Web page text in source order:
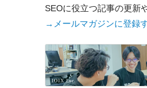
SEOに役立つ記事の更新
→メールマガジンに登録